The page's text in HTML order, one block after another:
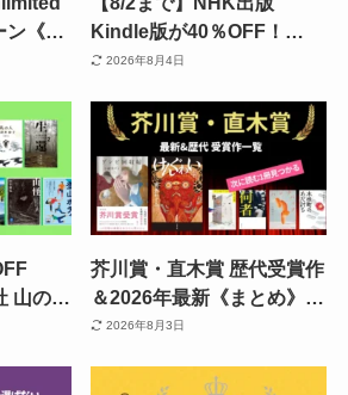
ン《30
ただ
| 2回
Kindle版が40％OFF！
「NHKテキスト バックナ
理・暮らし・趣味・教養講
座 各種
2026年8月4日
山の日
キン
得
芥川賞・直木賞 歴代受賞作
＆2026年最新《まとめ》 |
賞の特徴・おすすめ本・セ
《Kindleまとめ買いで最大
2026年8月3日